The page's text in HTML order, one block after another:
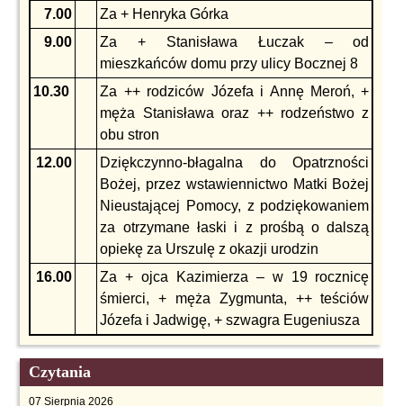
7.00
Za + Henryka Górka
9.00
Za + Stanisława Łuczak – od
mieszkańców domu przy ulicy Bocznej 8
10.30
Za ++ rodziców Józefa i Annę Meroń, +
męża Stanisława oraz ++ rodzeństwo z
obu stron
12.00
Dziękczynno-błagalna do Opatrzności
Bożej, przez wstawiennictwo Matki Bożej
Nieustającej Pomocy, z podziękowaniem
za otrzymane łaski i z prośbą o dalszą
opiekę za Urszulę z okazji urodzin
16.00
Za + ojca Kazimierza – w 19 rocznicę
śmierci, + męża Zygmunta, ++ teściów
Józefa i Jadwigę, + szwagra Eugeniusza
Czytania
07 Sierpnia 2026